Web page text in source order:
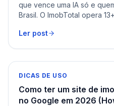
que vence uma IA só e
Brasil. O ImobTotal opera
Ler post
DICAS DE USO
Como ter um site de
no Google em 2026